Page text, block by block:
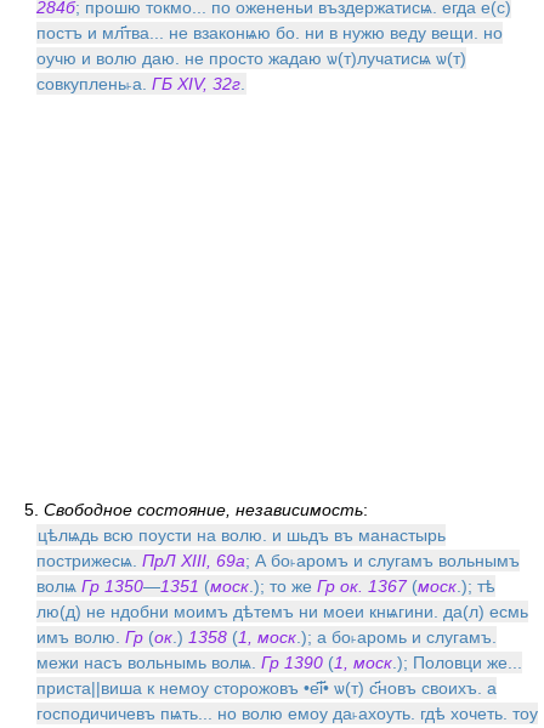
284б; прошю токмо... по ожененьи въздержатисѩ. егда е(с)
постъ и мл҃тва... не взаконѩю бо. ни в нужю веду вещи. но
оучю и волю даю. не просто жадаю ѡ(т)лучатисѩ ѡ(т)
совкуплень˫а. ГБ XIV, 32г
5. Свободное состояние, независимость:
цѣлѩдь всю поусти на волю. и шьдъ въ манастырь
пострижесѩ. ПрЛ XIII, 69а; А бо˫аромъ и слугамъ вольнымъ
волѩ Гр 1350—1351 (моск .); то же Гр ок. 1367(моск .); тѣ
лю(д) не ндобни моимъ дѣтемъ ни моеи кнѩгини. да(л) есмь
имъ волю. Гр (ок .) 1358 (1, моск .); а бо˫аромь и слугамъ.
межи насъ вольнымь волѩ. Гр 1390 (1, моск .); Половци же...
приста||виша к немоу сторожовъ •е҃і҃• ѡ(т) с҃новъ своихъ. а
господичичевъ пѩть... но волю емоу да˫ахоуть. гдѣ хочеть. тоу